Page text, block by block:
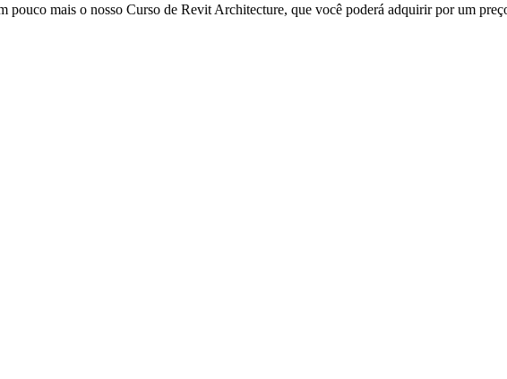
mais o nosso Curso de Revit Architecture, que você poderá adquirir por um